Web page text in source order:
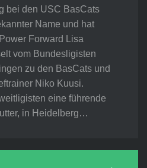
bei den USC BasCats
Name und hat
Forward Lisa
vom Bundesligisten
zu den BasCats und
Niko Kuusi.
eine führende
in Heidelberg…